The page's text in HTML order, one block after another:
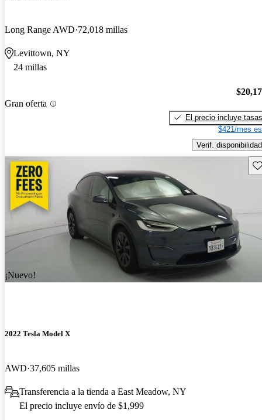
Long Range AWD 72,018 millas
Levittown, NY
24 millas
Gran oferta
El precio incluye tasas
$421/mes
Verif. disponibilidad
¡Nuevo!
2022 Tesla Model X
AWD 37,605 millas
Transferencia a la tienda a East Meadow, NY
El precio incluye envío de $1,999